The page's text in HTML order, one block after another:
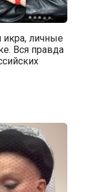
икра, личные
Вся правда